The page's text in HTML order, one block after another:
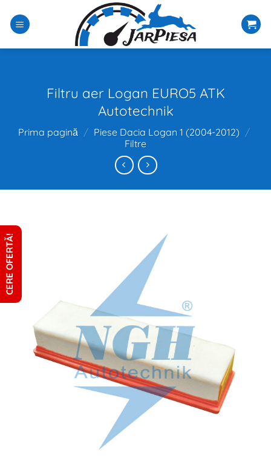
conținut
Filtru aer Logan EURO5 ATK
Autotechnik
Prima pagină / Piese Dacia Logan 1 (2004-2012) /
Filtre
CERE OFERTĂ!